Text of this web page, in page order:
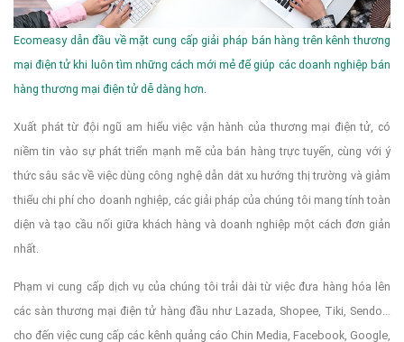
1. In the Slider Settings -> Troubleshooting set option:Put
JS Includes To Bodyoption to true.
2. Find the double jquery.js include and remove it.
Ecomeasy dẫn đầu về mặt cung cấp giải pháp bán hàng trên kênh thương
mại điện tử khi luôn tìm những cách mới mẻ để giúp các doanh nghiệp bán
hàng thương mại điện tử dễ dàng hơn.
Xuất phát từ đội ngũ am hiểu việc vận hành của thương mại điện tử, có
niềm tin vào sự phát triển mạnh mẽ của bán hàng trực tuyến, cùng với ý
thức sâu sắc về việc dùng công nghệ dẫn dắt xu hướng thị trường và giảm
thiểu chi phí cho doanh nghiệp, các giải pháp của chúng tôi mang tính toàn
diện và tạo cầu nối giữa khách hàng và doanh nghiệp một cách đơn giản
nhất.
Phạm vi cung cấp dịch vụ của chúng tôi trải dài từ việc đưa hàng hóa lên
các sàn thương mại điện tử hàng đầu như Lazada, Shopee, Tiki, Sendo...
cho đến việc cung cấp các kênh quảng cáo Chin Media, Facebook, Google,